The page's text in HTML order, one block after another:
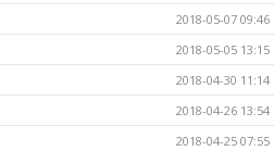
2018-05-07 09:46
2018-05-05 13:15
2018-04-30 11:14
2018-04-26 13:54
2018-04-25 07:55